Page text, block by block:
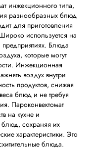
инжекционного типа,
разнообразных блюд
для приготовления
используется на
предприятиях. Блюда
которые могут
Инжекционная
воздух внутри
продуктов, снижая
блюд и не требуя
Пароконвектомат
на кухне и
блюд, сохраняя их
характеристики. Это
блюда.